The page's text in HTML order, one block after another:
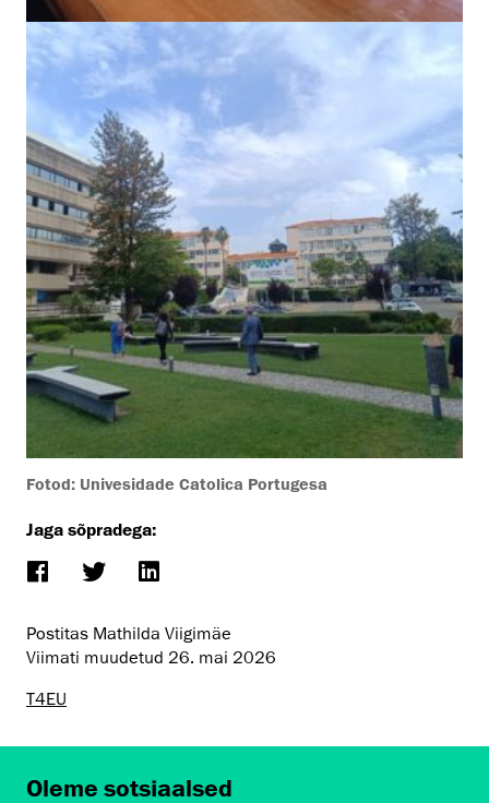
Fotod: Univesidade Catolica Portugesa
Jaga sõpradega:
Postitas Mathilda Viigimäe
Viimati muudetud 26. mai 2026
T4EU
Oleme sotsiaalsed